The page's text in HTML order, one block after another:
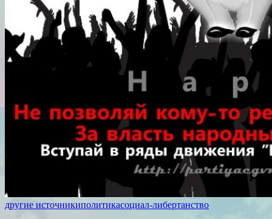
другие источникиполитикасоциал-либертанство